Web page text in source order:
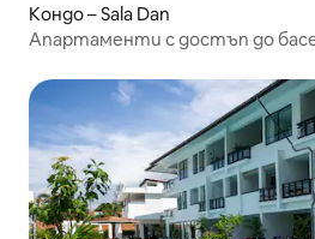
Кондо – Sala Dan
Апартаменти с достъп до